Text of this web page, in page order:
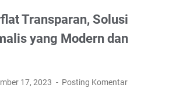
Transparan, Solusi
yang Modern dan
17, 2023 Posting Komentar